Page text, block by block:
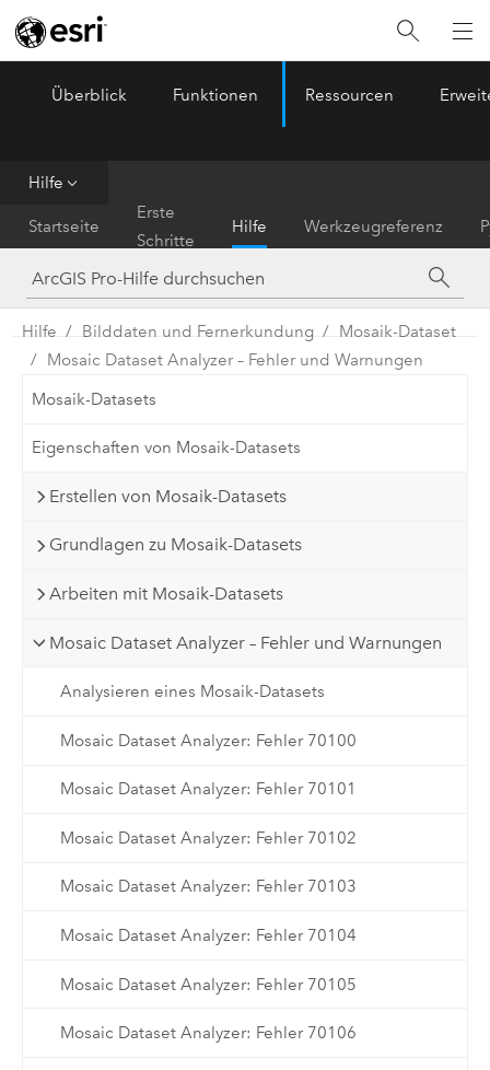
ArcGIS Pro
Überblick Funktionen Ressourcen
Hilfe
Startseite
Erste
Schritte
Hilfe Werkzeugreferenz
Hilfe Bilddaten und Fernerkundung
Mosaik-Dataset
Mosaic Dataset Analyzer – Fehler und Warnungen
Mosaik-Datasets
Eigenschaften von Mosaik-Datasets
Erstellen von Mosaik-Datasets
Grundlagen zu Mosaik-Datasets
Arbeiten mit Mosaik-Datasets
Mosaic Dataset Analyzer – Fehler und Warnungen
Analysieren eines Mosaik-Datasets
Mosaic Dataset Analyzer: Fehler 70100
Mosaic Dataset Analyzer: Fehler 70101
Mosaic Dataset Analyzer: Fehler 70102
Mosaic Dataset Analyzer: Fehler 70103
Mosaic Dataset Analyzer: Fehler 70104
Mosaic Dataset Analyzer: Fehler 70105
Mosaic Dataset Analyzer: Fehler 70106